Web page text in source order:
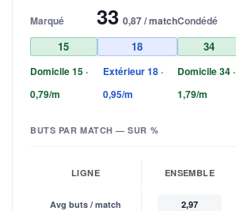
Marqué 33 0,87 / match
15 18
Domicile 15 ·
0,79/m
Extérieur 18 ·
0,95/m
Condédé
34
Domicile 34 ·
1,79/m
BUTS PAR MATCH — SUR %
LIGNE ENSEMBLE
Avg buts / match 2,97